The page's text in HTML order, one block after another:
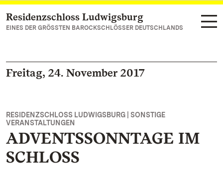
Zum Hauptinhalt springen
Residenzschloss Ludwigsburg
EINES DER GRÖSSTEN BAROCKSCHLÖSSER DEUTSCHLANDS
Freitag, 24. November 2017
RESIDENZSCHLOSS LUDWIGSBURG | SONSTIGE
VERANSTALTUNGEN
ADVENTSSONNTAGE IM
SCHLOSS